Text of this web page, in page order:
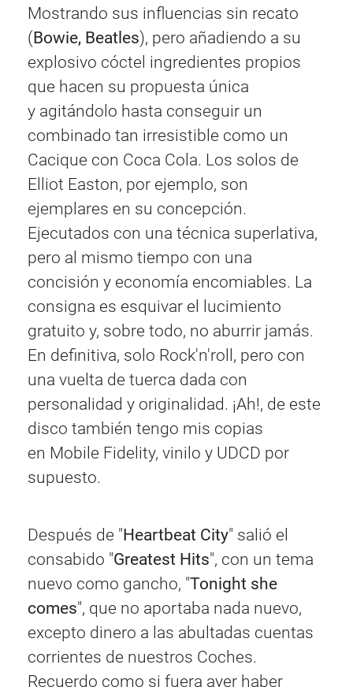
Mostrando sus influencias sin recato
(Bowie, Beatles), pero añadiendo a su
explosivo cóctel ingredientes propios
que hacen su propuesta única
y agitándolo hasta conseguir un
combinado tan irresistible como un
Cacique con Coca Cola. Los solos de
Elliot Easton, por ejemplo, son
ejemplares en su concepción.
Ejecutados con una técnica superlativa,
pero al mismo tiempo con una
concisión y economía encomiables. La
consigna es esquivar el lucimiento
gratuito y, sobre todo, no aburrir jamás.
En definitiva, solo Rock'n'roll, pero con
una vuelta de tuerca dada con
personalidad y originalidad. ¡Ah!, de este
disco también tengo mis copias
en Mobile Fidelity, vinilo y UDCD por
supuesto.
Después de "Heartbeat City" salió el
consabido "Greatest Hits", con un tema
nuevo como gancho, "Tonight she
comes", que no aportaba nada nuevo,
excepto dinero a las abultadas cuentas
corrientes de nuestros Coches.
Recuerdo como si fuera ayer haber